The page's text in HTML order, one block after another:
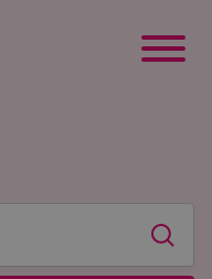
Sök